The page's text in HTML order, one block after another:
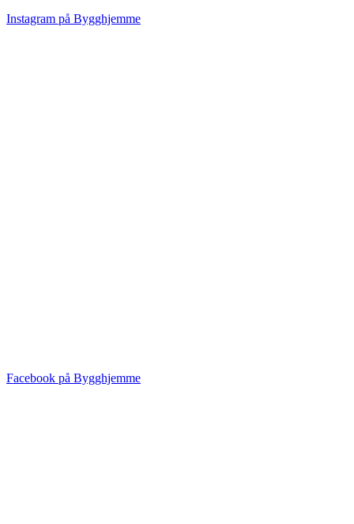
Instagram på Bygghjemme
Facebook på Bygghjemme